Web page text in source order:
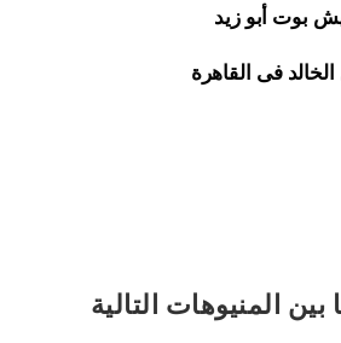
بوت أبو زيد
الخالد فى القاهرة
بين المنيوهات التالية